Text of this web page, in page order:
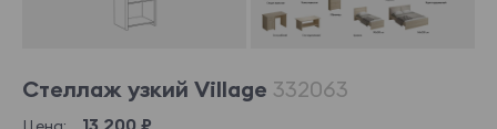
Стеллаж узкий Village 332063